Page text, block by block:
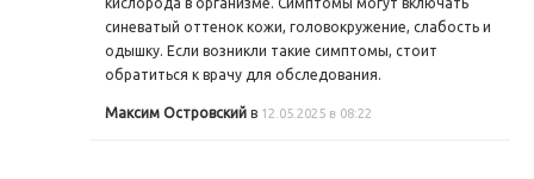
синеватый оттенок кожи, головокружение, слабость и
одышку. Если возникли такие симптомы, стоит
обратиться к врачу для обследования.
Максим Островский в 12.05.2025 в 08:22